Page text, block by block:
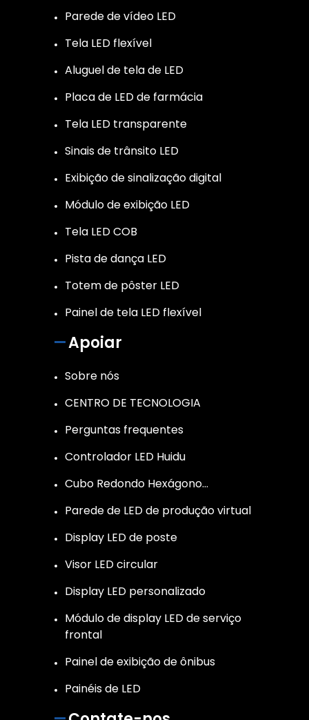
Parede de vídeo LED
Tela LED flexível
Aluguel de tela de LED
Placa de LED de farmácia
Tela LED transparente
Sinais de trânsito LED
Exibição de sinalização digital
Módulo de exibição LED
Tela LED COB
Pista de dança LED
Totem de pôster LED
Painel de tela LED flexível
Apoiar
Sobre nós
CENTRO DE TECNOLOGIA
Perguntas frequentes
Controlador LED Huidu
Cubo Redondo Hexágono…
Parede de LED de produção virtual
Display LED de poste
Visor LED circular
Display LED personalizado
Módulo de display LED de serviço
frontal
Painel de exibição de ônibus
Painéis de LED